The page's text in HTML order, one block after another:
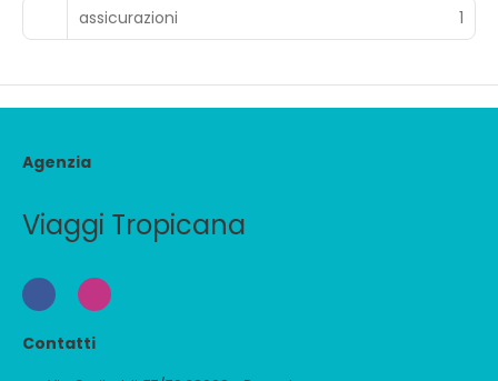
assicurazioni 1
Agenzia
Viaggi Tropicana
Contatti